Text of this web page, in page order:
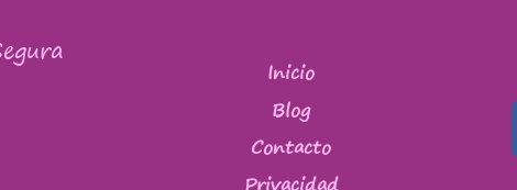
Inicio
Blog
Contacto